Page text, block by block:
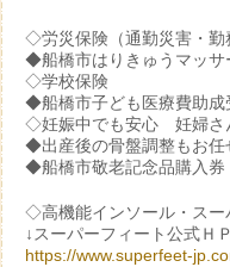
◇労災保険（通勤災害・勤
◆船橋市はりきゅうマッサ
◇学校保険
◆船橋市子ども医療費助成
◇妊娠中でも安心 妊婦さ
◆出産後の骨盤調整もお任
◆船橋市敬老記念品購入券
◇高機能インソール・スー
↓スーパーフィート公式ＨＰ
https://www.superfeet-